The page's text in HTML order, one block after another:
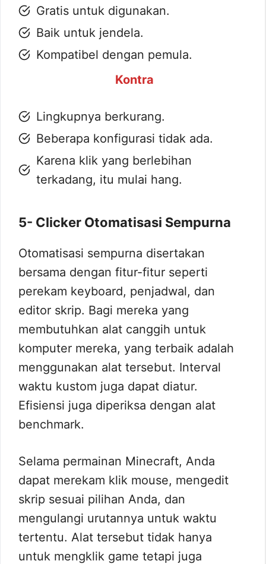
Gratis untuk digunakan.
Baik untuk jendela.
Kompatibel dengan pemula.
Kontra
Lingkupnya berkurang.
Beberapa konfigurasi tidak ada.
Karena klik yang berlebihan
terkadang, itu mulai hang.
5- Clicker Otomatisasi Sempurna
Otomatisasi sempurna disertakan
bersama dengan fitur-fitur seperti
perekam keyboard, penjadwal, dan
editor skrip. Bagi mereka yang
membutuhkan alat canggih untuk
komputer mereka, yang terbaik adalah
menggunakan alat tersebut. Interval
waktu kustom juga dapat diatur.
Efisiensi juga diperiksa dengan alat
benchmark.
Selama permainan Minecraft, Anda
dapat merekam klik mouse, mengedit
skrip sesuai pilihan Anda, dan
mengulangi urutannya untuk waktu
tertentu. Alat tersebut tidak hanya
untuk mengklik game tetapi juga